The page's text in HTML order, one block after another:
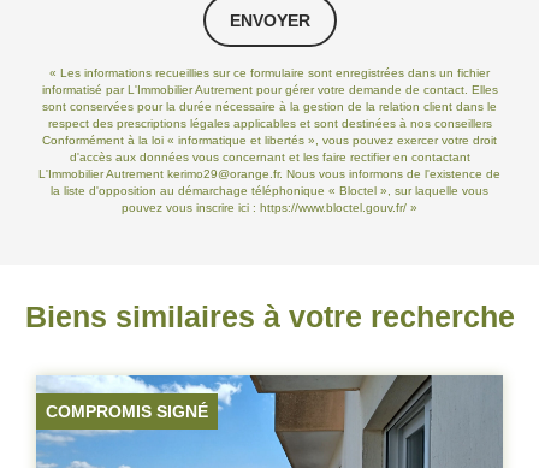
ENVOYER
« Les informations recueillies sur ce formulaire sont enregistrées dans un fichier
informatisé par L'Immobilier Autrement pour gérer votre demande de contact. Elles
sont conservées pour la durée nécessaire à la gestion de la relation client dans le
respect des prescriptions légales applicables et sont destinées à nos conseillers
Conformément à la loi « informatique et libertés », vous pouvez exercer votre droit
d'accès aux données vous concernant et les faire rectifier en contactant
L'Immobilier Autrement kerimo29@orange.fr. Nous vous informons de l'existence de
la liste d'opposition au démarchage téléphonique « Bloctel », sur laquelle vous
pouvez vous inscrire ici : https://www.bloctel.gouv.fr/ »
Biens similaires à votre recherche
COMPROMIS SIGNÉ